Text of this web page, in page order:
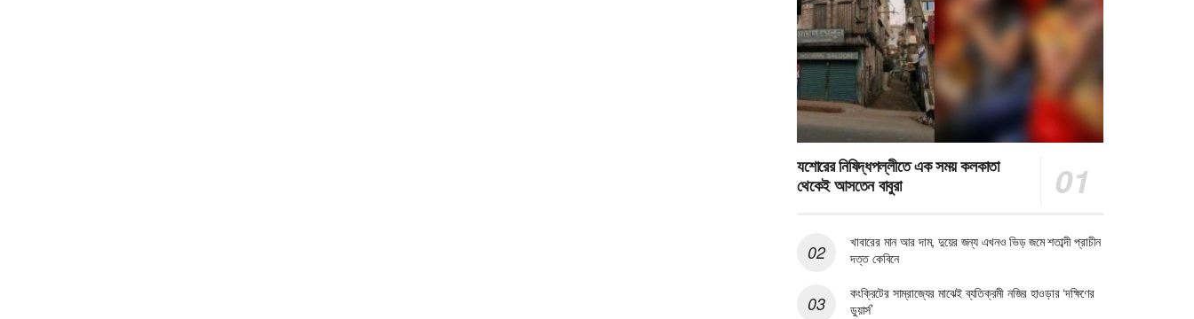
যশোরের নিষিদ্ধপল্লীতে এক সময় কলকাতা
থেকেই আসতেন বাবুরা
খাবারের মান আর দাম, দুয়ের জন্য এখনও ভিড় জমে শতাব্দী প্রাচীন
দত্ত কেবিনে
কংক্রিটের সাম্রাজ্যের মাঝেই ব্যতিক্রমী নজির হাওড়ার ‘দক্ষিণের
ডুয়ার্স’